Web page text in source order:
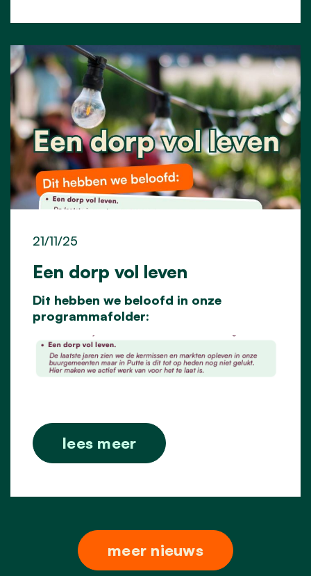
Een dorp vol leven
21/11/25
Dit hebben we beloofd in onze
programmafolder:
lees meer
meer nieuws